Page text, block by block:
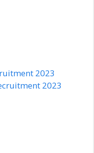
2023
2023